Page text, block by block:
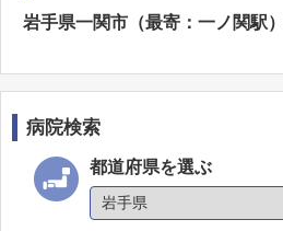
岩手県一関市（最寄：一ノ関駅
病院検索
都道府県を選ぶ